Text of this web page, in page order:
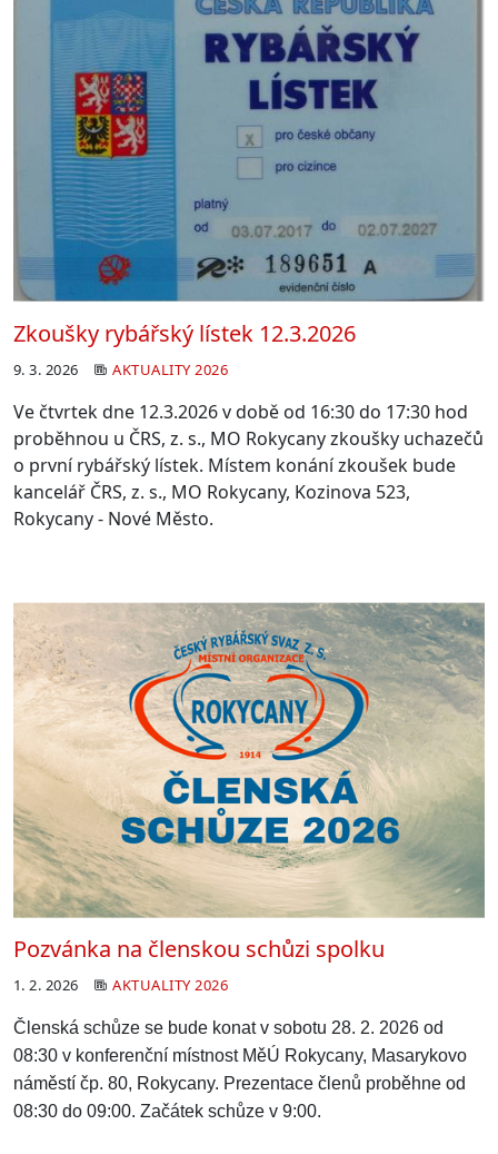
Zkoušky rybářský lístek 12.3.2026
9. 3. 2026 AKTUALITY 2026
Ve čtvrtek dne 12.3.2026 v době od 16:30 do 17:30 hod
proběhnou u ČRS, z. s., MO Rokycany zkoušky uchazečů
o první rybářský lístek. Místem konání zkoušek bude
kancelář ČRS, z. s., MO Rokycany, Kozinova 523,
Rokycany - Nové Město.
Pozvánka na členskou schůzi spolku
1. 2. 2026 AKTUALITY 2026
Členská schůze se bude konat v sobotu 28. 2. 2026 od
08:30 v konferenční místnost MěÚ Rokycany, Masarykovo
náměstí čp. 80, Rokycany. Prezentace členů proběhne od
08:30 do 09:00. Začátek schůze v 9:00.